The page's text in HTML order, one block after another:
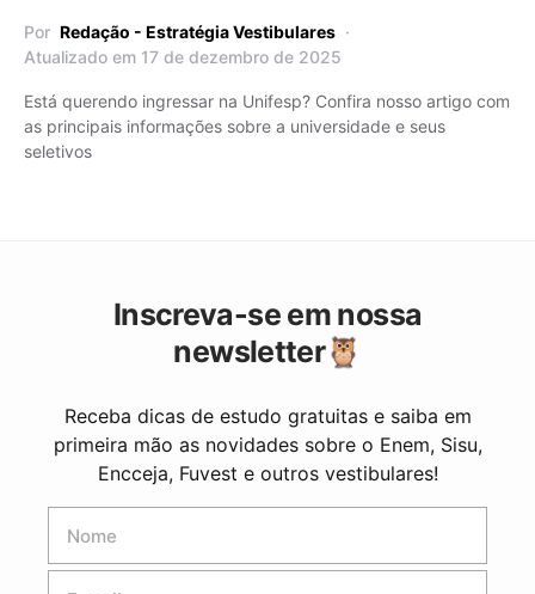
Por Redação - Estratégia Vestibulares
Atualizado em 17 de dezembro de 2025
Está querendo ingressar na Unifesp? Confira nosso artigo com
as principais informações sobre a universidade e seus
seletivos
Inscreva-se em nossa
newsletter🦉
Receba dicas de estudo gratuitas e saiba em
primeira mão as novidades sobre o Enem, Sisu,
Encceja, Fuvest e outros vestibulares!